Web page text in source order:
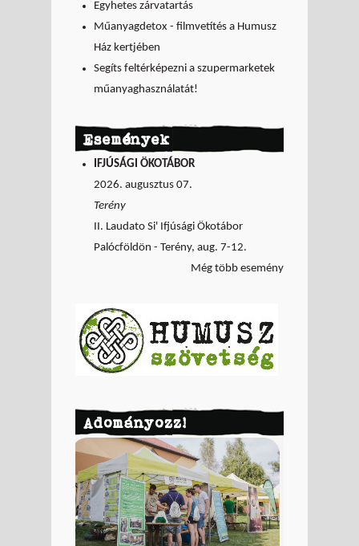
Egyhetes zárvatartás
Műanyagdetox - filmvetítés a Humusz
Ház kertjében
Segíts feltérképezni a szupermarketek
műanyaghasználatát!
Események
IFJÚSÁGI ÖKOTÁBOR
2026. augusztus 07.
Terény
II. Laudato Si' Ifjúsági Ökotábor
Palócföldön - Terény, aug. 7-12.
Még több esemény
Adományozz!